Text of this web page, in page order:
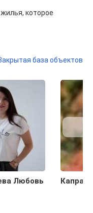
которое
база объектов
Любовь